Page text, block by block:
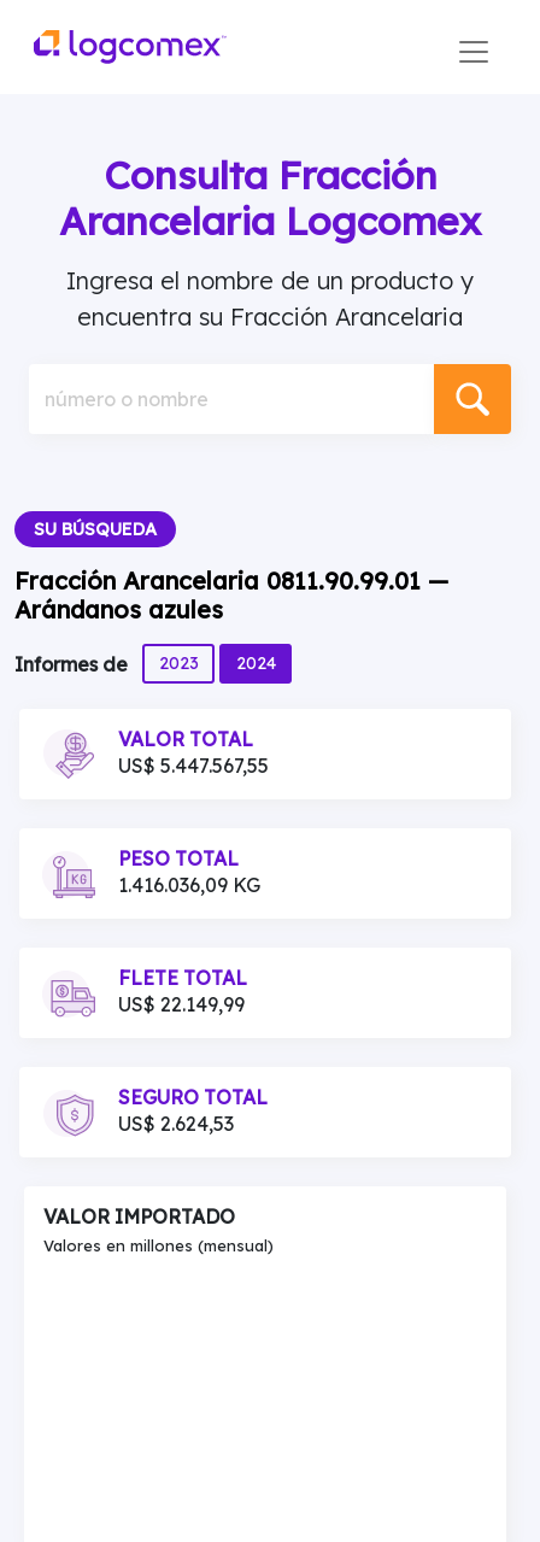
Consulta Fracción
Arancelaria Logcomex
Ingresa el nombre de un producto y
encuentra su Fracción Arancelaria
número o nombre
SU BÚSQUEDA
Fracción Arancelaria 0811.90.99.01 —
Arándanos azules
Informes de 2023 2024
VALOR TOTAL
US$ 5.447.567,55
PESO TOTAL
1.416.036,09 KG
FLETE TOTAL
US$ 22.149,99
SEGURO TOTAL
US$ 2.624,53
VALOR IMPORTADO
Valores en millones (mensual)